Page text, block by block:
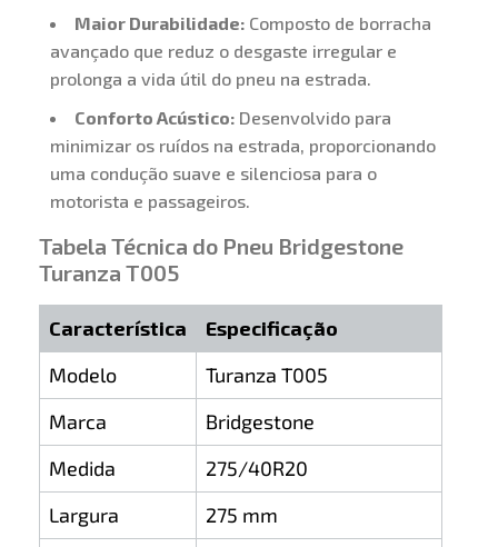
Maior Durabilidade: Composto de borracha
avançado que reduz o desgaste irregular e
prolonga a vida útil do pneu na estrada.
Conforto Acústico: Desenvolvido para
minimizar os ruídos na estrada, proporcionando
uma condução suave e silenciosa para o
motorista e passageiros.
Tabela Técnica do Pneu Bridgestone
Turanza T005
Característica
Especificação
Modelo
Turanza T005
Marca
Bridgestone
Medida
275/40R20
Largura
275 mm